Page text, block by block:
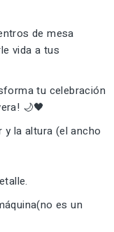
de mesa
vida a tus
tu celebración
🌙🖤
la altura (el ancho
es un